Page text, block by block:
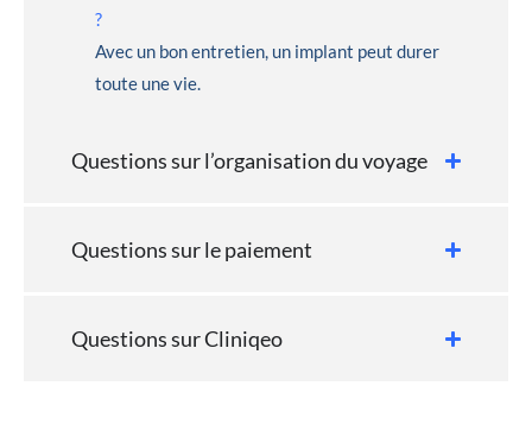
?
Avec un bon entretien, un implant peut durer
toute une vie.
Questions sur l’organisation du voyage
Questions sur le paiement
Questions sur Cliniqeo